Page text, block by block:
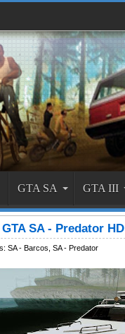
GTA SA GTA III
GTA SA - Predator HD
SA - Barcos SA - Predator